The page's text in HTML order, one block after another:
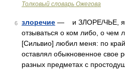
Толковый словарь Ожегова
6 злоречие — и ЗЛОРЕ/ЧЬЕ, я,
отзываться о ком либо, о
[Сильвио] любил меня: по
оставлял обыкновенное свое
разных предметах с